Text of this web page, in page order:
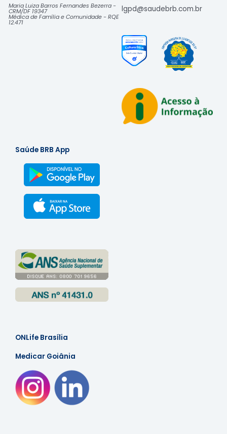
Maria Luiza Barros Fernandes Bezerra -
CRM/DF 19347
Médica de Família e Comunidade - RQE
12.471
lgpd@saudebrb.com.br
Saúde BRB App
ONLife Brasília
Medicar Goiânia